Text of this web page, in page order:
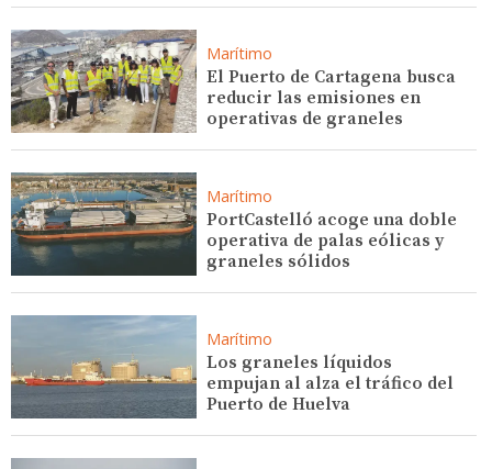
Marítimo
El Puerto de Cartagena busca
reducir las emisiones en
operativas de graneles
Marítimo
PortCastelló acoge una doble
operativa de palas eólicas y
graneles sólidos
Marítimo
Los graneles líquidos
empujan al alza el tráfico del
Puerto de Huelva